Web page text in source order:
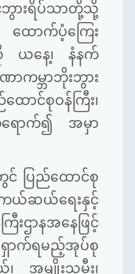
းဘွားရိပ်သာတို့သို့
ထောက်ပံ့ကြေး
ယနေ့၊
နံနက်
ာကမ္ဘာဘိုးဘွား
ထောင်စုဝန်ကြီး၊
ောက်၍
အမှာ
င်
ပြည်ထောင်စု
ယ်ဆယ်ရေးနှင့်
ြီးဌာနအနေဖြင့်
ာက်ရမည့်အုပ်စု
အမျိုးသမီး၊